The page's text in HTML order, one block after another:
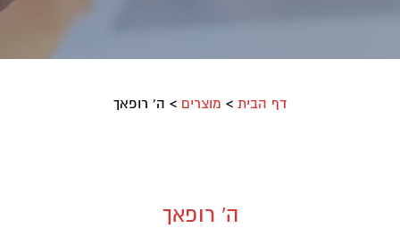
דף הבית > מוצרים > ה' רופאך
ה' רופאך